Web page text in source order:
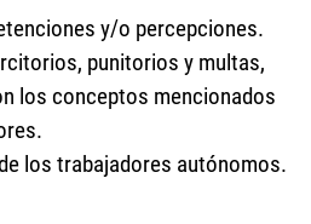
y/o percepciones.
punitorios y multas,
los conceptos mencionados
los trabajadores autónomos.